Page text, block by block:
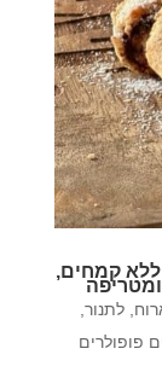
ללא קמחים,
לתנור
פופולרים